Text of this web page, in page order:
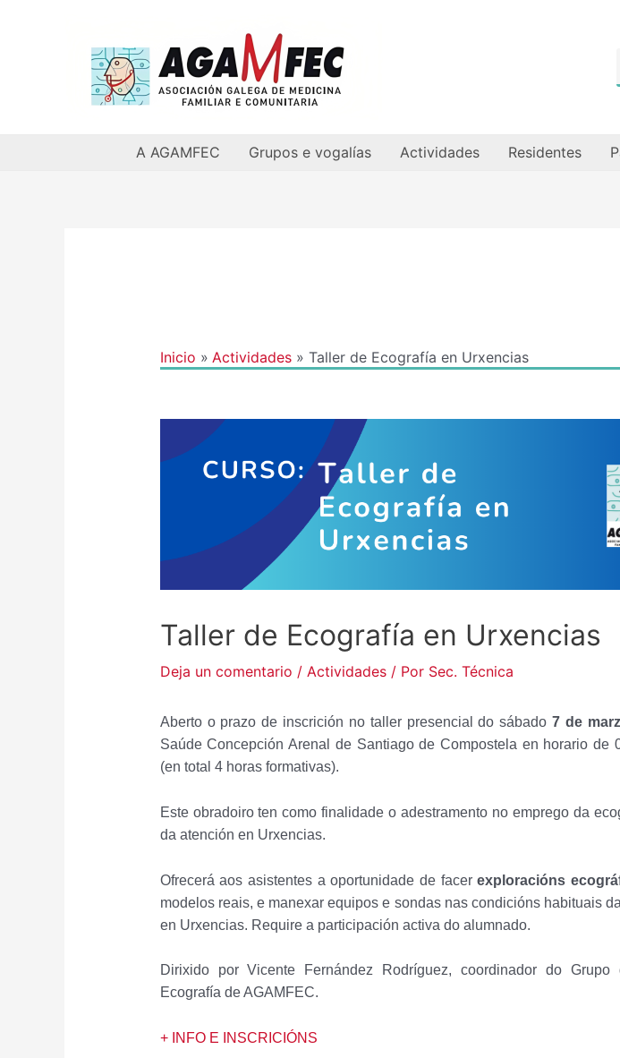
A AGAMFEC Grupos e vogalías Actividades Residentes
Inicio Actividades Taller de Ecografía en Urxencias
Taller de Ecografía en Urxencias
Deja un comentario / Actividades/ Por Sec. Técnica
Aberto o prazo de inscrición no taller presencial do sábado7 de
Saúde Concepción Arenal de Santiago de Compostela en horario de
(en total 4 horas formativas).
Este obradoiro ten como finalidade o adestramento no emprego da
da atención en Urxencias.
Ofrecerá aos asistentes a oportunidade de facerexploracións
modelos reais, e manexar equipos e sondas nas condicións habituais
en Urxencias. Require a participación activa do alumnado.
Dirixido por Vicente Fernández Rodríguez, coordinador do
Ecografía de AGAMFEC.
+ INFO E INSCRICIÓNS